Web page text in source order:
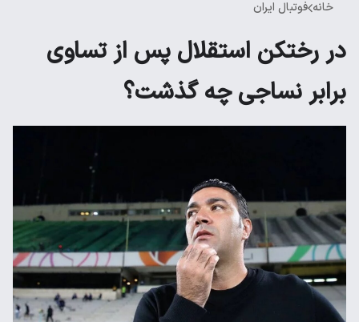
خانه فوتبال ایران
در رختکن استقلال پس از تساوی
برابر نساجی چه گذشت؟